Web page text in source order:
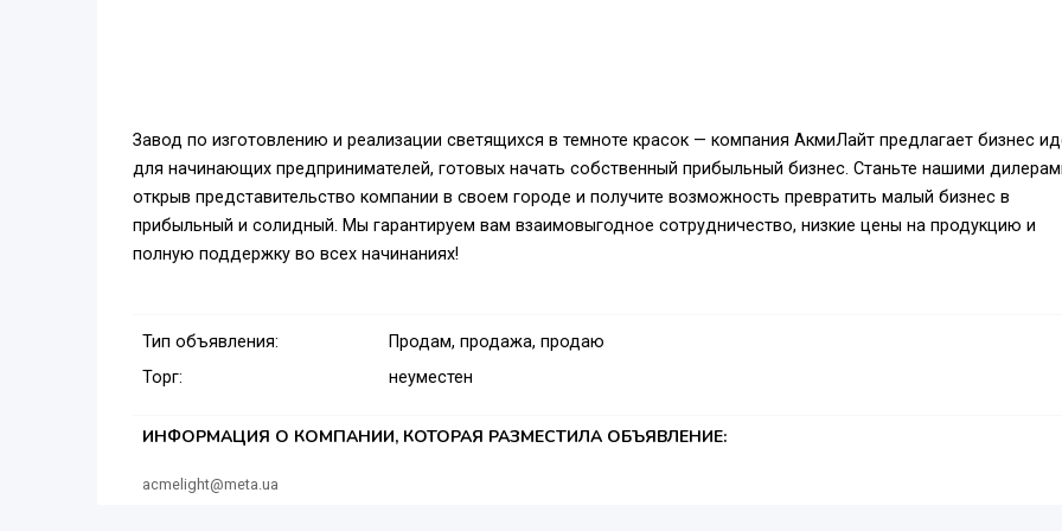
Завод по изготовлению и реализации светящихся в темноте красок — компания АкмиЛайт предлагает бизнес
для начинающих предпринимателей, готовых начать собственный прибыльный бизнес. Станьте нашими
открыв представительство компании в своем городе и получите возможность превратить малый бизнес в
прибыльный и солидный. Мы гарантируем вам взаимовыгодное сотрудничество, низкие цены на продукцию и
полную поддержку во всех начинаниях!
Тип объявления:
Продам, продажа, продаю
Торг:
неуместен
ИНФОРМАЦИЯ О КОМПАНИИ, КОТОРАЯ РАЗМЕСТИЛА ОБЪЯВЛЕНИЕ:
acmelight@meta.ua